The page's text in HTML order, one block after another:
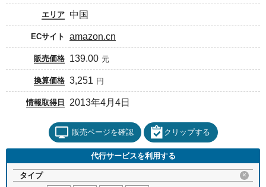
エリア 中国
ECサイト amazon.cn
販売価格 139.00 元
換算価格 3,251 円
情報取得日 2013年4月4日
販売ページを確認 クリップする
代行サービスを利用する
タイプ ×